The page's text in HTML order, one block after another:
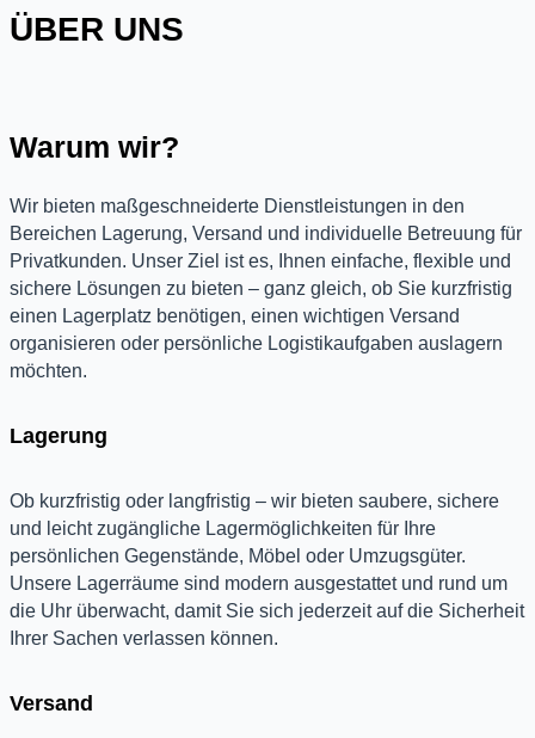
ÜBER UNS
Warum wir?
Wir bieten maßgeschneiderte Dienstleistungen in den
Bereichen Lagerung, Versand und individuelle Betreuung für
Privatkunden. Unser Ziel ist es, Ihnen einfache, flexible und
sichere Lösungen zu bieten – ganz gleich, ob Sie kurzfristig
einen Lagerplatz benötigen, einen wichtigen Versand
organisieren oder persönliche Logistikaufgaben auslagern
möchten.
Lagerung
Ob kurzfristig oder langfristig – wir bieten saubere, sichere
und leicht zugängliche Lagermöglichkeiten für Ihre
persönlichen Gegenstände, Möbel oder Umzugsgüter.
Unsere Lagerräume sind modern ausgestattet und rund um
die Uhr überwacht, damit Sie sich jederzeit auf die Sicherheit
Ihrer Sachen verlassen können.
Versand